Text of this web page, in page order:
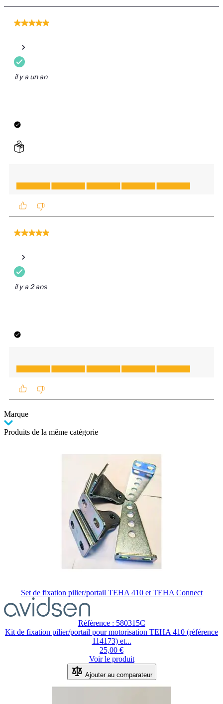
Marque
Produits de la même catégorie
Set de fixation pilier/portail TEHA 410 et TEHA Connect
Référence : 580315C
Kit de fixation pilier/portail pour motorisation TEHA 410 (référence
114173) et...
25,00 €
Voir le produit
Ajouter au comparateur